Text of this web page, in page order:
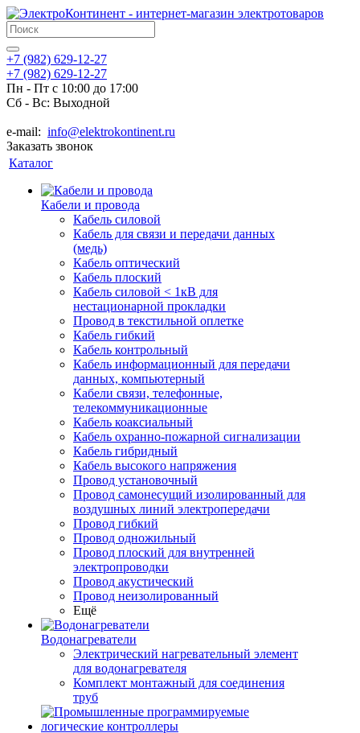
+7 (982) 629-12-27
+7 (982) 629-12-27
Пн - Пт с 10:00 до 17:00
Сб - Вс: Выходной
e-mail: info@elektrokontinent.ru
Заказать звонок
Каталог
Кабели и провода
Кабель силовой
Кабель для связи и передачи данных
(медь)
Кабель оптический
Кабель плоский
Кабель силовой < 1кВ для
нестационарной прокладки
Провод в текстильной оплетке
Кабель гибкий
Кабель контрольный
Кабель информационный для передачи
данных, компьютерный
Кабели связи, телефонные,
телекоммуникационные
Кабель коаксиальный
Кабель охранно-пожарной сигнализации
Кабель гибридный
Кабель высокого напряжения
Провод установочный
Провод самонесущий изолированный для
воздушных линий электропередачи
Провод гибкий
Провод одножильный
Провод плоский для внутренней
электропроводки
Провод акустический
Провод неизолированный
Ещё
Водонагреватели
Электрический нагревательный элемент
для водонагревателя
Комплект монтажный для соединения
труб